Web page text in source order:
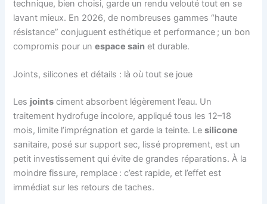
technique, bien choisi, garde un rendu velouté tout en se
lavant mieux. En 2026, de nombreuses gammes “haute
résistance” conjuguent esthétique et performance ; un bon
compromis pour unespace sain et durable.
Joints, silicones et détails : là où tout se joue
Les joints ciment absorbent légèrement l’eau. Un
traitement hydrofuge incolore, appliqué tous les 12–18
mois, limite l’imprégnation et garde la teinte. Lesilicone
sanitaire, posé sur support sec, lissé proprement, est un
petit investissement qui évite de grandes réparations. À la
moindre fissure, remplace : c’est rapide, et l’effet est
immédiat sur les retours de taches.